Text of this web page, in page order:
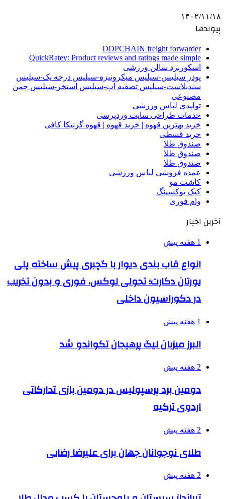
۱۴۰۲/۱۱/۱۸
پیوندها
DDPCHAIN freight forwarder
QuickRatey: Product reviews and ratings made simple
اسکوربرد سالن ورزشی
پودر سیلیس-سیلیس میکرونیزه-سیلیس درجه یک-سیلیس
سندبلاست-سیلیس تصفیه آب-سیلیس استخر-سیلیس چمن
مصنوعی
تولیدی لباس ورزشی
خدمات طراحی سایت وردپرسی
خرید بهترین قهوه | خرید قهوه | قهوه گرنیکا کافی
خرید قسطی
صندوق طلا
صندوق طلا
صندوق طلا
عمده فروشی لباس ورزشی
کاشت مو
کیک بوکسینگ
وام فوری
آخرین اخبار
1 هفته پیش
انواع قاب بندی دیوار با گچبری پیش ساخته پلی
یورتان دکارت؛ تحولی لوکس، فوری و بدون تخریب
در دکوراسیون داخلی
1 هفته پیش
البرز میزبان لیگ پرهیجان تکواندو شد
2 هفته پیش
دومین برد پرسپولیس در دومین بازی تدارکاتی
اردوی ترکیه
2 هفته پیش
طلای نوجوانان جهان برای علیرضا رضایی
2 هفته پیش